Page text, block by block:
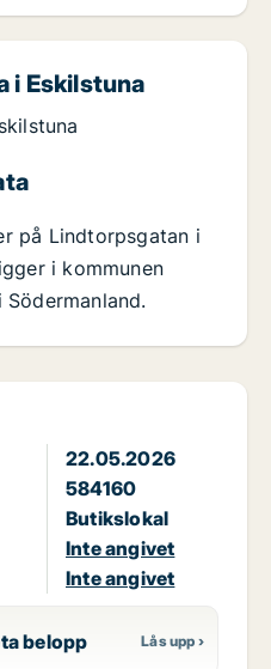
22.05.2026
584160
Butikslokal
Inte angivet
Inte angivet
belopp
i Eskilstuna
på Lindtorpsgatan i
i kommunen